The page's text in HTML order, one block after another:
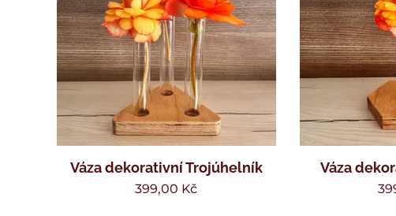
Váza dekorativní Trojúhelník
399,00 Kč
Váza